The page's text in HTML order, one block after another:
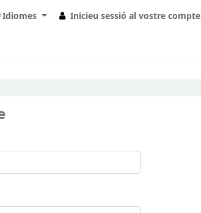
Idiomes Inicieu sessió al vostre compte